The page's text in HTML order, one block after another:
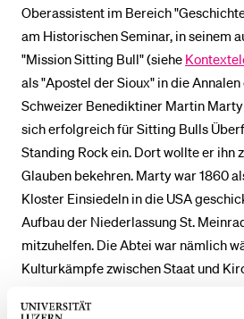
Oberassistent im Bereich
am Historischen Seminar, in seinem
"Mission Sitting Bull" (siehe
als "Apostel der Sioux" in die
Schweizer Benediktiner Martin
sich erfolgreich für Sitting Bulls
Standing Rock ein. Dort wollte er ihn
Glauben bekehren. Marty war 1860
Kloster Einsiedeln in die USA
Aufbau der Niederlassung St.
mitzuhelfen. Die Abtei war nämlich
Kulturkämpfe zwischen Staat und
als Refugium dienen. 1870 erhob